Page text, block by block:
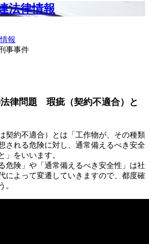
法律情報
報
事事件
律問題 瑕疵（契約不適合）と
契約不適合）とは「工作物が、その種類
される危険に対し、通常備えるべき安全
」をいいます。
危険」や「通常備えるべき安全性」は社
によって変遷していきますので、都度確
。